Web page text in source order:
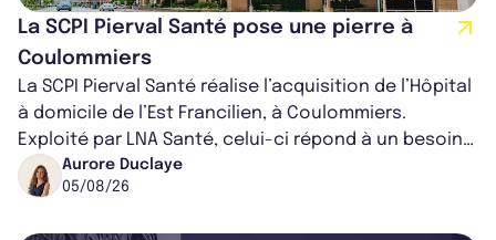
La SCPI Pierval Santé pose une pierre à
Coulommiers
La SCPI Pierval Santé réalise l’acquisition de l’Hôpital
à domicile de l’Est Francilien, à Coulommiers.
Exploité par LNA Santé, celui-ci répond à un besoin
médical croissant, qui s...
Aurore Duclaye
05/08/26